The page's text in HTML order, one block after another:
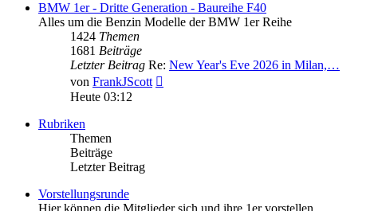
BMW 1er - Dritte Generation - Baureihe F40
Alles um die Benzin Modelle der BMW 1er Reihe
1424 Themen
1681 Beiträge
Letzter Beitrag Re: New Year's Eve 2026 in Milan,…
von FrankJScott
Heute 03:12
Rubriken
Themen
Beiträge
Letzter Beitrag
Vorstellungsrunde